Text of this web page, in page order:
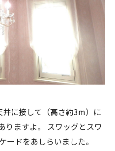
に接して（高さ約3m）に
ますよ。
スワッグとスワ
ードをあしらいました。